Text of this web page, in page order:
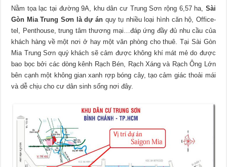
Nằm tọa lạc tại đường 9A, khu dân cư Trung Sơn rộng 6,57 ha, Sài
Gòn Mia Trung Sơn là dự án quy tụ nhiều loại hình căn hộ, Office-
tel, Penthouse, trung tâm thương mại…đáp ứng đầy đủ nhu cầu của
khách hàng về một nơi ở hay một văn phòng cho thuê.Tại Sài Gòn
Mia Trung Sơn quý khách sẽ cảm được không khí mát mẻ do được
bao bọc bởi các dòng kênh Rạch Bén, Rạch Xáng và Rạch Ông Lớn
bên cạnh một không gian xanh rợp bóng cây, tạo cảm giác thoải mái
và dễ chịu cho cư dân sinh sống nơi đây.